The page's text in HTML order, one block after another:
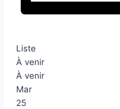
Liste
À venir
À venir
Mar
25